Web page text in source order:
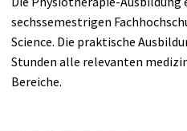
sechssemestrigen
Science. Die praktische
Stunden alle relevanten
Bereiche.